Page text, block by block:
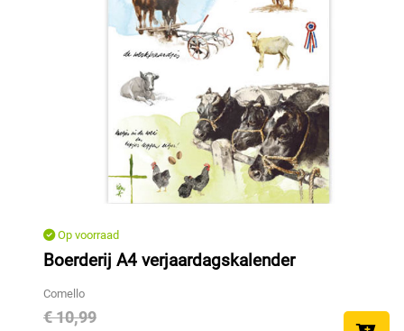
Op voorraad
Boerderij A4 verjaardagskalender
Comello
€ 10,99